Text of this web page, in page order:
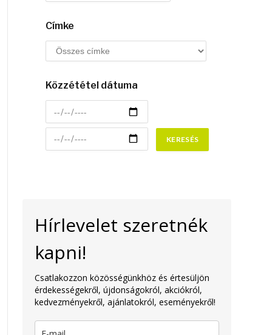
Címke
Közzététel dátuma
Hírlevelet szeretnék
kapni!
Csatlakozzon közösségünkhöz és értesüljön
érdekességekről, újdonságokról, akciókról,
kedvezményekről, ajánlatokról, eseményekről!